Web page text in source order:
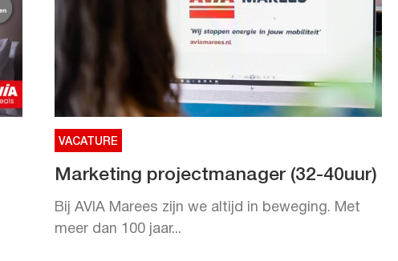
VACATURE
Marketing projectmanager (32-40uur)
Bij AVIA Marees zijn we altijd in beweging. Met
meer dan 100 jaar...